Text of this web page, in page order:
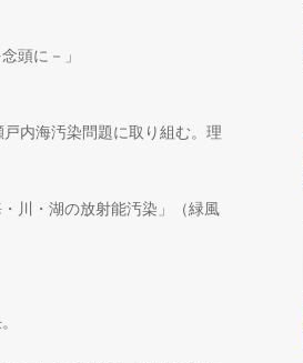
頭に－」
内海汚染問題に取り組む。理
川・湖の放射能汚染」（緑風